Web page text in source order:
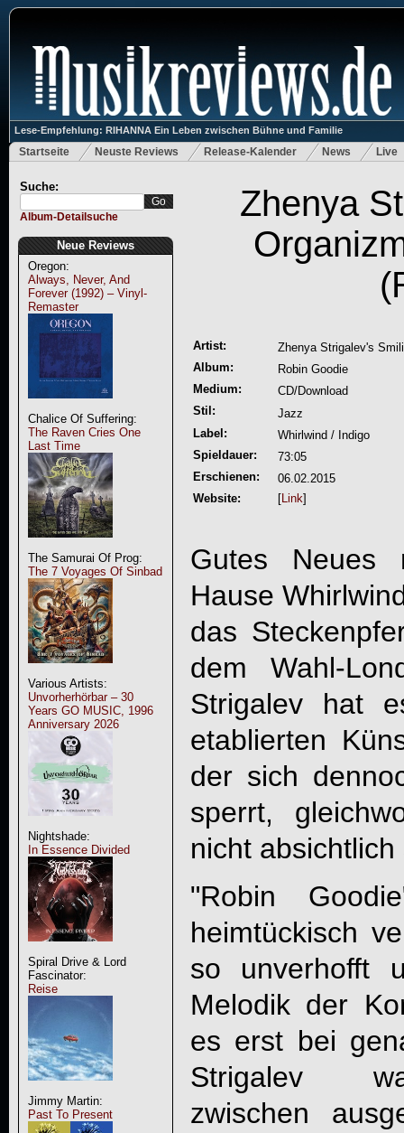
Lese-Empfehlung: RIHANNA Ein Leben zwischen Bühne und Familie
Startseite Neuste Reviews Release-Kalender News Live
Suche:
Album-Detailsuche
Neue Reviews
Oregon:
Always, Never, And
Forever (1992) – Vinyl-
Remaster
Chalice Of Suffering:
The Raven Cries One
Last Time
The Samurai Of Prog:
The 7 Voyages Of Sinbad
Various Artists:
Unvorherhörbar – 30
Years GO MUSIC, 1996
Anniversary 2026
Nightshade:
In Essence Divided
Spiral Drive & Lord
Fascinator:
Reise
Jimmy Martin:
Past To Present
Zhenya
Artist:
Zhenya Strigalev's
Album:
Robin Goodie
Medium:
CD/Download
Stil:
Jazz
Label:
Whirlwind / Indigo
Spieldauer:
73:05
Erschienen:
06.02.2015
Website:
[Link]
Gutes Neues
Hause
das
dem Wahl-
Strigalev hat
etablierten
der sich
sperrt,
nicht
"Robin Goodie
heimtückisch
so unverhofft
Melodik der
es erst bei
Strigalev
zwischen